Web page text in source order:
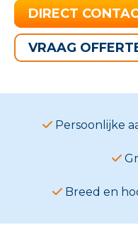
DIRECT
VRAAG
Persoonlijke
Breed en